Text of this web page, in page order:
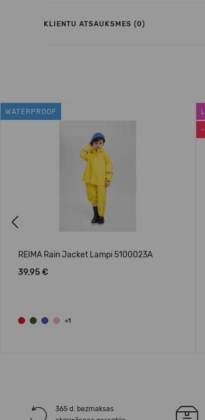
KLIENTU ATSAUKSMES (0)
WATERPROOF
REIMA Rain Jacket Lampi 5100023A
39,95 €
+1
-
365 d. bezmaksas